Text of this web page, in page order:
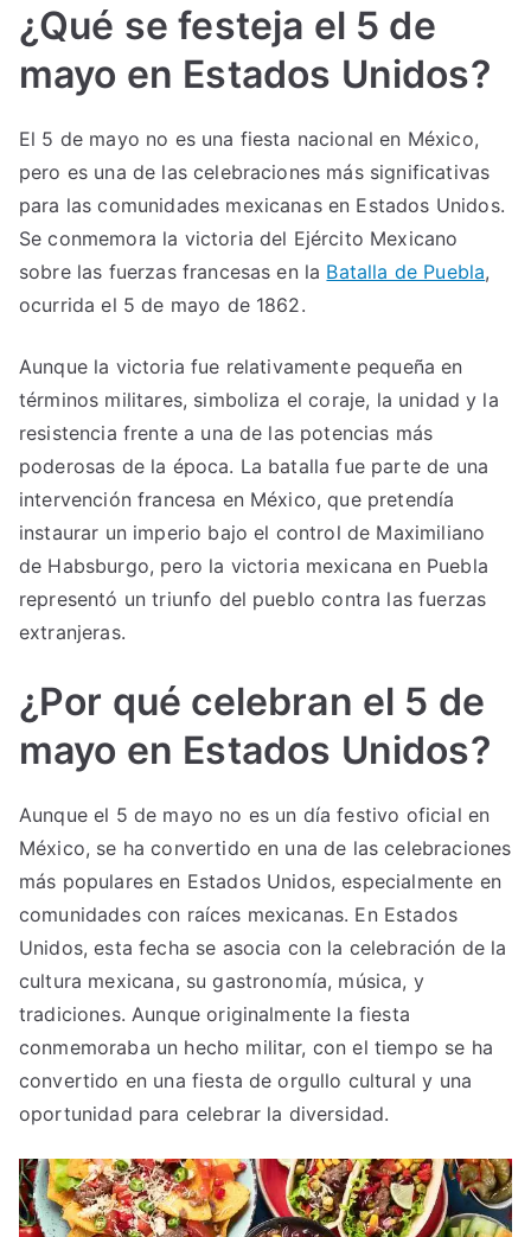
¿Qué se festeja el 5 de
mayo en Estados Unidos?
El 5 de mayo no es una fiesta nacional en México,
pero es una de las celebraciones más significativas
para las comunidades mexicanas en Estados Unidos.
Se conmemora la victoria del Ejército Mexicano
sobre las fuerzas francesas en la Batalla de Puebla,
ocurrida el 5 de mayo de 1862.
Aunque la victoria fue relativamente pequeña en
términos militares, simboliza el coraje, la unidad y la
resistencia frente a una de las potencias más
poderosas de la época. La batalla fue parte de una
intervención francesa en México, que pretendía
instaurar un imperio bajo el control de Maximiliano
de Habsburgo, pero la victoria mexicana en Puebla
representó un triunfo del pueblo contra las fuerzas
extranjeras.
¿Por qué celebran el 5 de
mayo en Estados Unidos?
Aunque el 5 de mayo no es un día festivo oficial en
México, se ha convertido en una de las celebraciones
más populares en Estados Unidos, especialmente en
comunidades con raíces mexicanas. En Estados
Unidos, esta fecha se asocia con la celebración de la
cultura mexicana, su gastronomía, música, y
tradiciones. Aunque originalmente la fiesta
conmemoraba un hecho militar, con el tiempo se ha
convertido en una fiesta de orgullo cultural y una
oportunidad para celebrar la diversidad.